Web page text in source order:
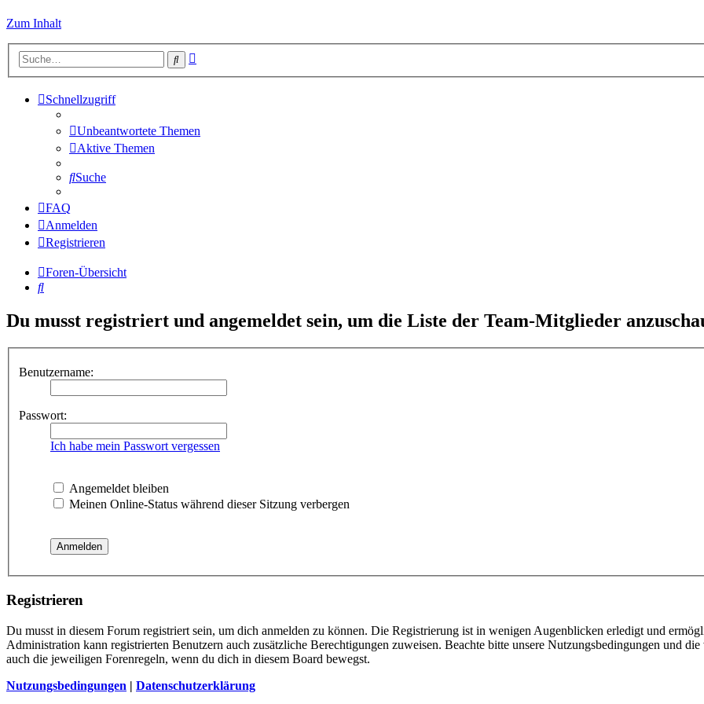
Zum Inhalt
Suche
Schnellzugriff
Unbeantwortete Themen
Aktive Themen
Suche
FAQ
Anmelden
Registrieren
Foren-Übersicht
Suche
Du musst registriert und angemeldet sein, um die Liste der Team-Mitglieder
Benutzername:
Passwort:
Ich habe mein Passwort vergessen
Angemeldet bleiben
Meinen Online-Status während dieser Sitzung verbergen
Registrieren
Du musst in diesem Forum registriert sein, um dich anmelden zu können. Die Registrierung ist in wenigen Augenblicken erledigt und
Administration kann registrierten Benutzern auch zusätzliche Berechtigungen zuweisen. Beachte bitte unsere Nutzungsbedingungen und
auch die jeweiligen Forenregeln, wenn du dich in diesem Board bewegst.
Nutzungsbedingungen | Datenschutzerklärung